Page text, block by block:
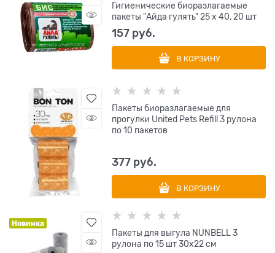
Гигиенические биоразлагаемые
пакеты "Айда гулять" 25 х 40, 20 шт
157 руб.
В КОРЗИНУ
Пакеты биоразлагаемые для
прогулки United Pets Refill 3 рулона
по 10 пакетов
377 руб.
В КОРЗИНУ
Новинка
Пакеты для выгула NUNBELL 3
рулона по 15 шт 30х22 см